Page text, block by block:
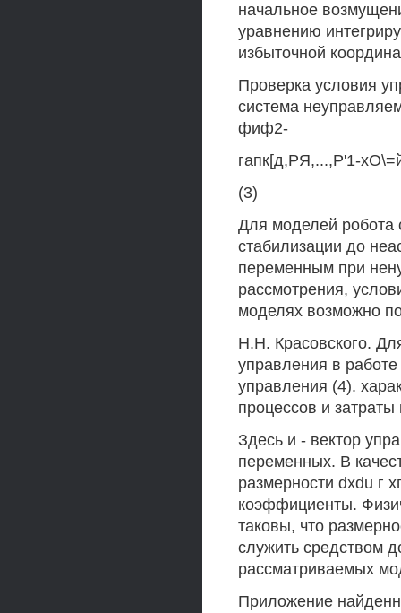
начальное
уравнению
избыточной
Проверка условия
система
фиф2-
гапк[д,РЯ,...,Р'1-
(3)
Для моделей робота
стабилизации до
переменным при
рассмотрения,
моделях возможно
H.H. Красовского.
управления в работе
управления (4).
процессов и
Здесь и - вектор
переменных. В
размерности dxdu г
коэффициенты.
таковы, что
служить средством
рассматриваемых
Приложение